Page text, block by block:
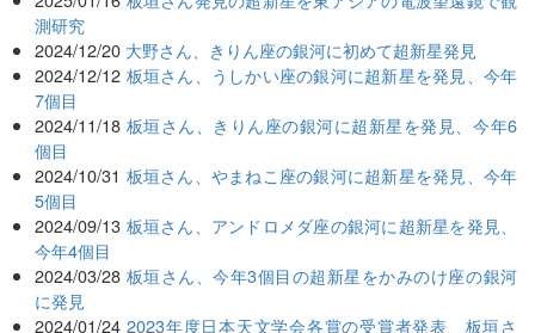
測研究
2024/12/20 大野さん、きりん座の銀河に初めて超新星発見
2024/12/12 板垣さん、うしかい座の銀河に超新星を発見、今年
7個目
2024/11/18 板垣さん、きりん座の銀河に超新星を発見、今年6
個目
2024/10/31 板垣さん、やまねこ座の銀河に超新星を発見、今年
5個目
2024/09/13 板垣さん、アンドロメダ座の銀河に超新星を発見、
今年4個目
2024/03/28 板垣さん、今年3個目の超新星をかみのけ座の銀河
に発見
2024/01/24 2023年度日本天文学会各賞の受賞者発表 板垣さ